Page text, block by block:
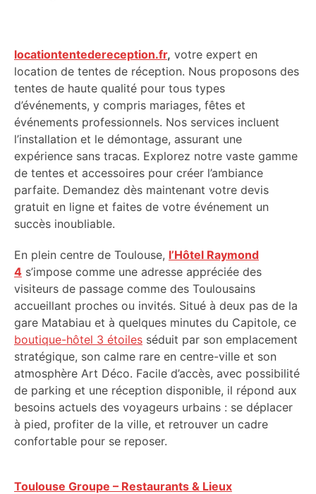
locationtentedereception.fr, votre expert en
location de tentes de réception. Nous proposons des
tentes de haute qualité pour tous types
d’événements, y compris mariages, fêtes et
événements professionnels. Nos services incluent
l’installation et le démontage, assurant une
expérience sans tracas. Explorez notre vaste gamme
de tentes et accessoires pour créer l’ambiance
parfaite. Demandez dès maintenant votre devis
gratuit en ligne et faites de votre événement un
succès inoubliable.
En plein centre de Toulouse, l’Hôtel Raymond
4 s’impose comme une adresse appréciée des
visiteurs de passage comme des Toulousains
accueillant proches ou invités. Situé à deux pas de la
gare Matabiau et à quelques minutes du Capitole, ce
boutique-hôtel 3 étoiles séduit par son emplacement
stratégique, son calme rare en centre-ville et son
atmosphère Art Déco. Facile d’accès, avec possibilité
de parking et une réception disponible, il répond aux
besoins actuels des voyageurs urbains : se déplacer
à pied, profiter de la ville, et retrouver un cadre
confortable pour se reposer.
Toulouse Groupe – Restaurants & Lieux